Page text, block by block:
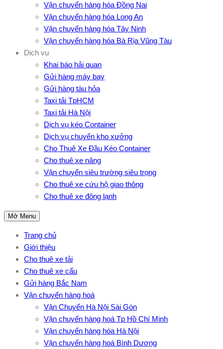
Vận chuyển hàng hóa Đồng Nai
Vận chuyển hàng hóa Long An
Vận chuyển hàng hóa Tây Ninh
Vận chuyển hàng hóa Bà Rịa Vũng Tàu
Dịch vụ
Khai báo hải quan
Gửi hàng máy bay
Gửi hàng tàu hỏa
Taxi tải TpHCM
Taxi tải Hà Nội
Dịch vụ kéo Container
Dịch vụ chuyển kho xưởng
Cho Thuê Xe Đầu Kéo Container
Cho thuê xe nâng
Vận chuyển siêu trường siêu trọng
Cho thuê xe cứu hộ giao thông
Cho thuê xe đông lạnh
Mở Menu
Trang chủ
Giới thiệu
Cho thuê xe tải
Cho thuê xe cẩu
Gửi hàng Bắc Nam
Vận chuyển hàng hoá
Vận Chuyển Hà Nội Sài Gòn
Vận chuyển hàng hoá Tp Hồ Chí Minh
Vận chuyển hàng hóa Hà Nội
Vận chuyển hàng hoá Bình Dương